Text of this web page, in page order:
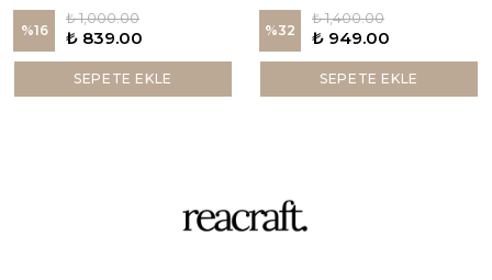
%16
₺ 1,000.00
₺ 839.00
SEPETE EKLE
%32
₺ 1,400.00
₺ 949.00
SEPETE EKLE